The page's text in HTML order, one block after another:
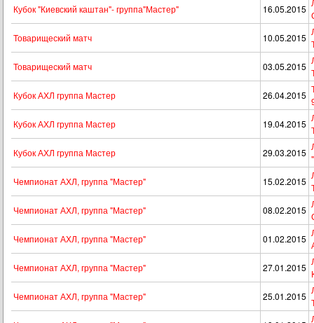
Кубок "Киевский каштан"- группа"Мастер"
16.05.2015
Товарищеский матч
10.05.2015
Товарищеский матч
03.05.2015
Кубок АХЛ группа Мастер
26.04.2015
Кубок АХЛ группа Мастер
19.04.2015
Кубок АХЛ группа Мастер
29.03.2015
Чемпионат АХЛ, группа "Мастер"
15.02.2015
Чемпионат АХЛ, группа "Мастер"
08.02.2015
Чемпионат АХЛ, группа "Мастер"
01.02.2015
Чемпионат АХЛ, группа "Мастер"
27.01.2015
Чемпионат АХЛ, группа "Мастер"
25.01.2015